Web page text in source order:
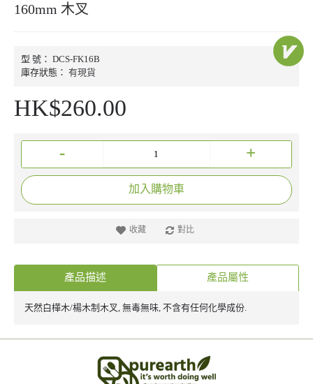
160mm 木叉
型 號： DCS-FK16B
庫存狀態： 有現貨
HK$260.00
- +
加入購物車
收藏 對比
產品描述 產品屬性
天然白樺木/楊木制木叉, 無毒無味, 不含有任何化學成份.